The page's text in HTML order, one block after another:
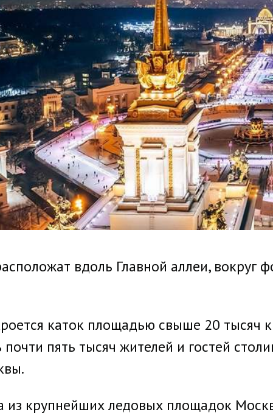
вдоль Главной аллеи, вокруг
каток площадью свыше 20 тысяч
пять тысяч жителей и гостей
крупнейших ледовых площадок